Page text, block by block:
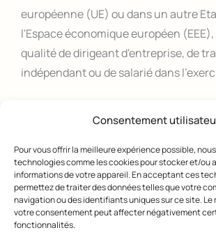
Consentement
Pour vous offrir la meilleure expérience possible,
technologies comme les cookies pour stocker et/ou
informations de votre appareil. En acceptant ces
permettez de traiter des données telles que votre
navigation ou des identifiants uniques sur ce site. Le
votre consentement peut affecter négativement
fonctionnalités.
européenne (UE) ou dans un autre
l'Espace économique européen
qualité de dirigeant d'entreprise, de
indépendant ou de salarié dans
Utilisation de produits contenant de
thioglycolique
L'utilisation de produits pour friser,
onduler les cheveux, renfermant de
thioglycolique, ses sels ou ses esters,